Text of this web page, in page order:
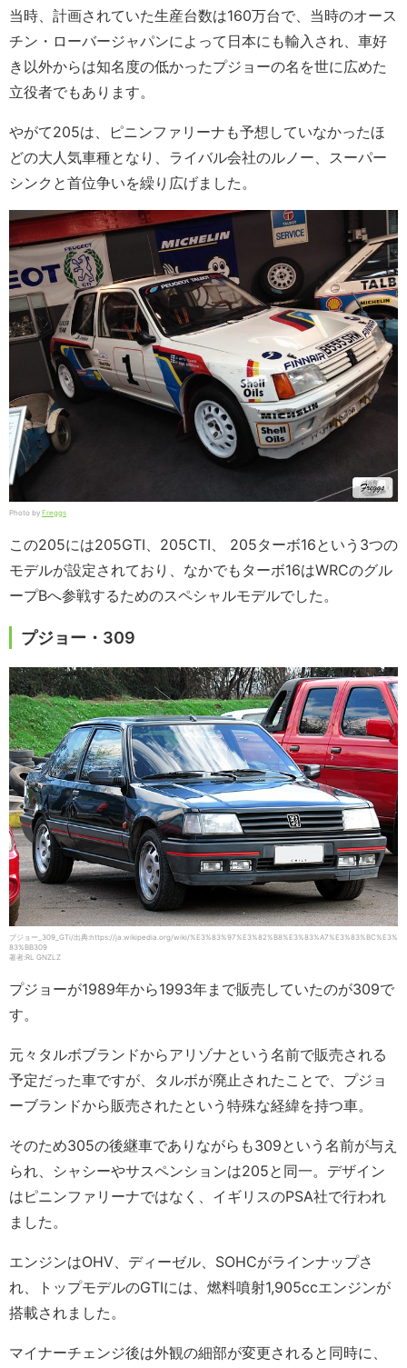
当時、計画されていた生産台数は160万台で、当時のオース
チン・ローバージャパンによって日本にも輸入され、車好
き以外からは知名度の低かったプジョーの名を世に広めた
立役者でもあります。
やがて205は、ピニンファリーナも予想していなかったほ
どの大人気車種となり、ライバル会社のルノー、スーパー
シンクと首位争いを繰り広げました。
Photo by Freggs
この205には205GTI、205CTI、 205ターボ16という3つの
モデルが設定されており、なかでもターボ16はWRCのグル
ープBへ参戦するためのスペシャルモデルでした。
プジョー・309
プジョー_309_GTi/出典:https://ja.wikipedia.org/wiki/%E3%83%97%E3%82%B8%E3%83%A7%E3%83%BC%E3%
83%BB309
著者:RL GNZLZ
プジョーが1989年から1993年まで販売していたのが309で
す。
元々タルボブランドからアリゾナという名前で販売される
予定だった車ですが、タルボが廃止されたことで、プジョ
ーブランドから販売されたという特殊な経緯を持つ車。
そのため305の後継車でありながらも309という名前が与え
られ、シャシーやサスペンションは205と同一。デザイン
はピニンファリーナではなく、イギリスのPSA社で行われ
ました。
エンジンはOHV、ディーゼル、SOHCがラインナップさ
れ、トップモデルのGTIには、燃料噴射1,905ccエンジンが
搭載されました。
マイナーチェンジ後は外観の細部が変更されると同時に、